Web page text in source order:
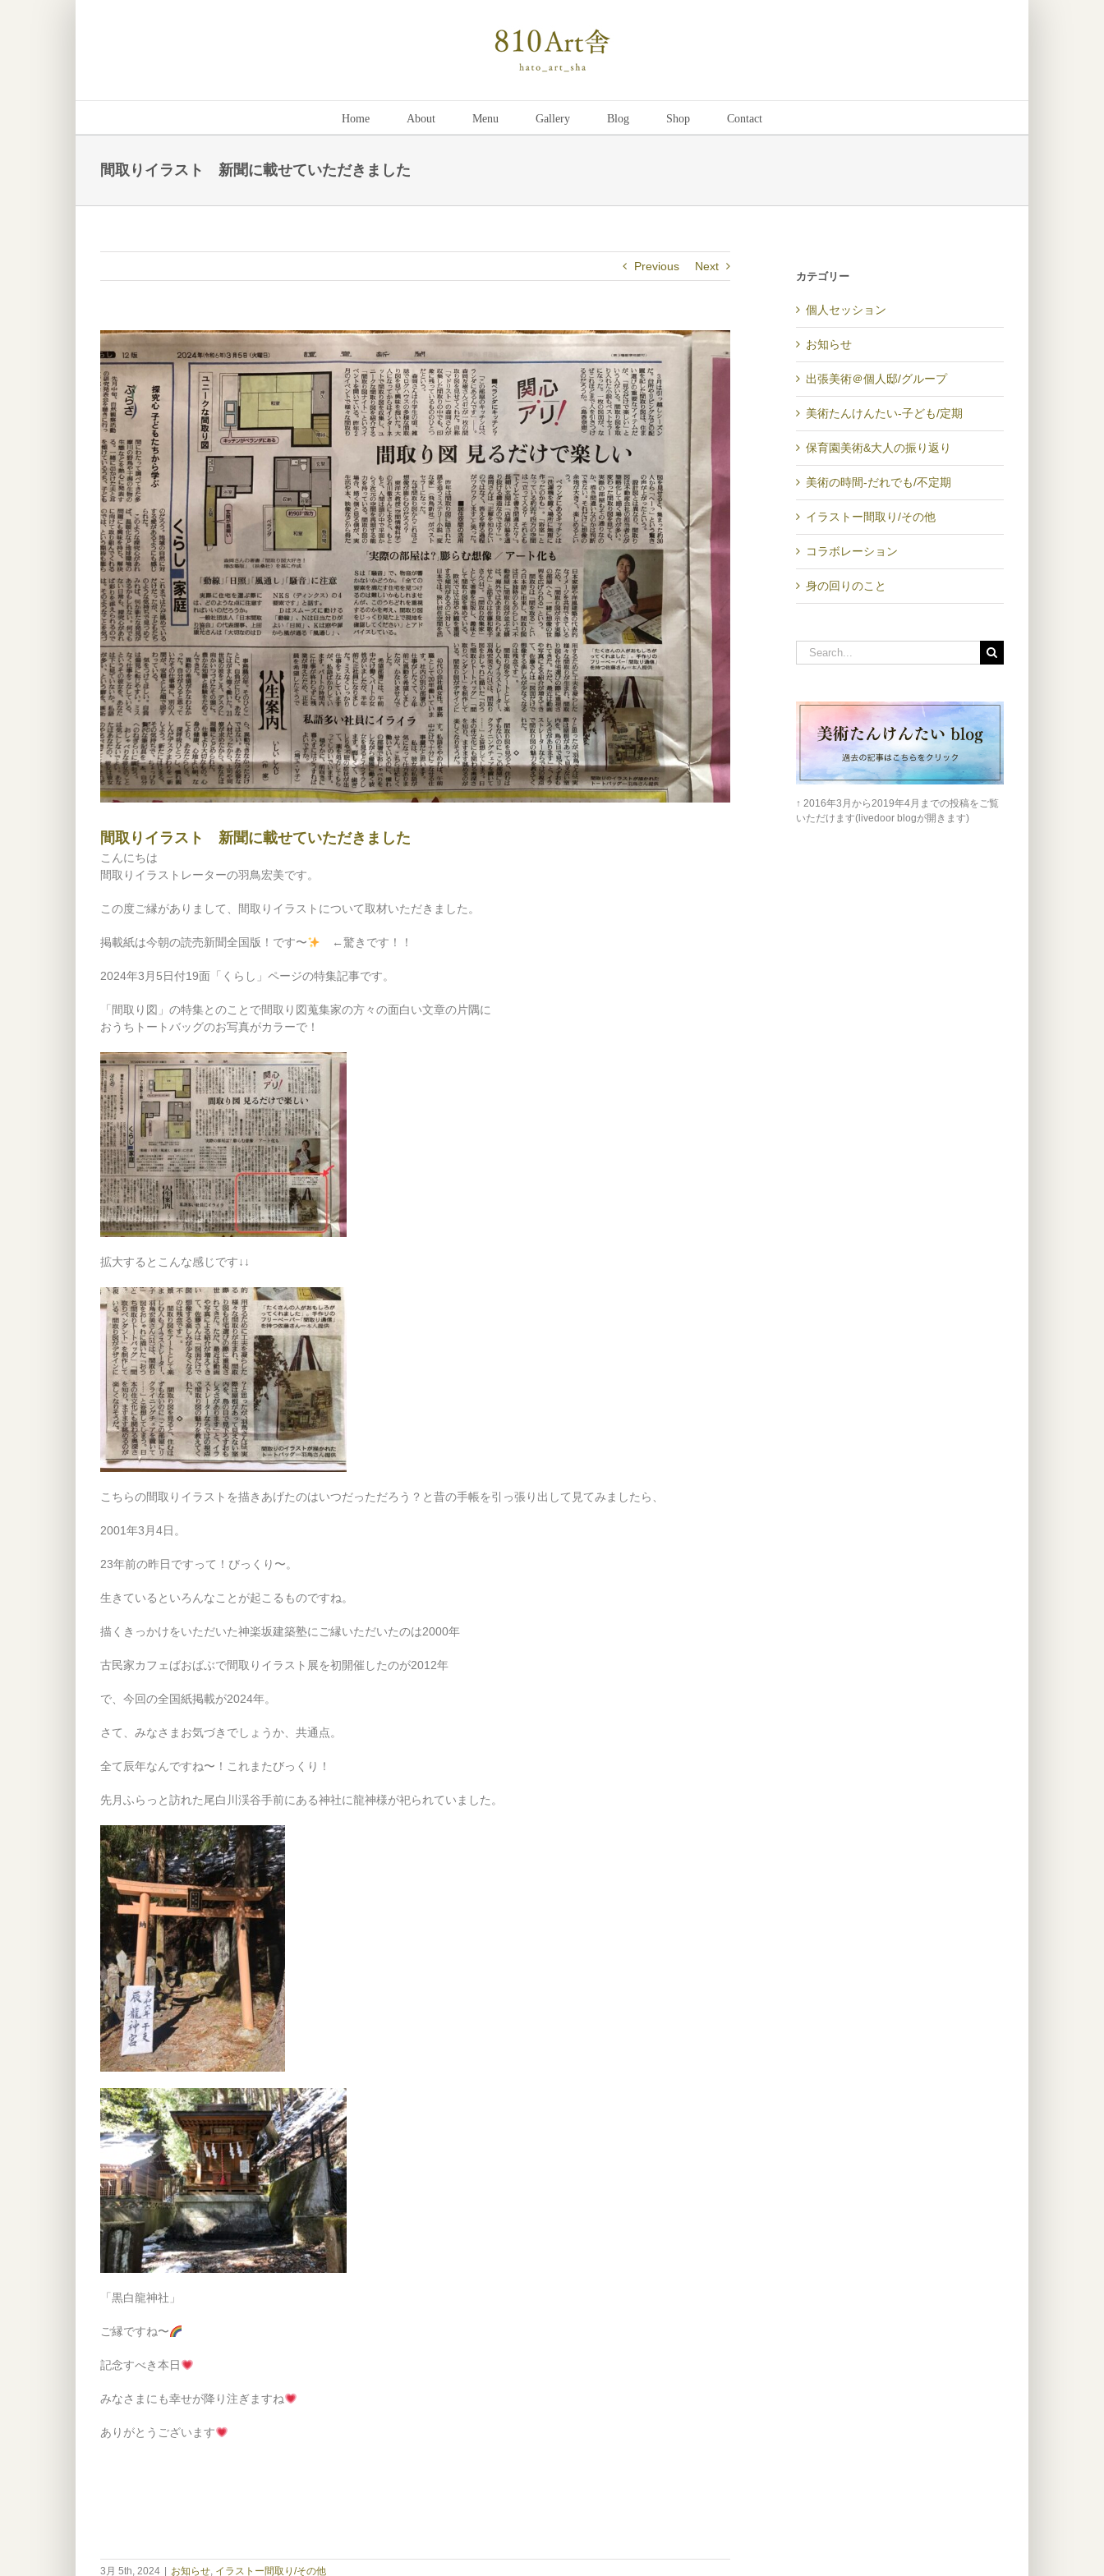
Home About Menu Gallery Blog Shop Contact
間取りイラスト 新聞に載せていただきました
Previous Next
View
Larger
Image
間取りイラスト 新聞に載せていただきました
こんにちは
間取りイラストレーターの羽鳥宏美です。
この度ご縁がありまして、間取りイラストについて取材いただきました。
掲載紙は今朝の読売新聞全国版！です〜 ←驚きです！！
2024年3月5日付19面「くらし」ページの特集記事です。
「間取り図」の特集とのことで間取り図蒐集家の方々の面白い文章の片隅に
おうちトートバッグのお写真がカラーで！
拡大するとこんな感じです↓↓
こちらの間取りイラストを描きあげたのはいつだっただろう？と昔の手帳を引っ張り出して見てみましたら、
2001年3月4日。
23年前の昨日ですって！びっくり〜。
生きているといろんなことが起こるものですね。
描くきっかけをいただいた神楽坂建築塾にご縁いただいたのは2000年
古民家カフェばおばぶで間取りイラスト展を初開催したのが2012年
で、今回の全国紙掲載が2024年。
さて、みなさまお気づきでしょうか、共通点。
全て辰年なんですね〜！これまたびっくり！
先月ふらっと訪れた尾白川渓谷手前にある神社に龍神様が祀られていました。
「黒白龍神社」
ご縁ですね〜
記念すべき本日
みなさまにも幸せが降り注ぎますね
ありがとうございます
3月 5th, 2024 お知らせ, イラストー間取り/その他
カテゴリー
個人セッション
お知らせ
出張美術＠個人邸/グループ
美術たんけんたい-子ども/定期
保育園美術&大人の振り返り
美術の時間-だれでも/不定期
イラストー間取り/その他
コラボレーション
身の回りのこと
Search
for:
↑ 2016年3月から2019年4月までの投稿をご覧
いただけます(livedoor blogが開きます)